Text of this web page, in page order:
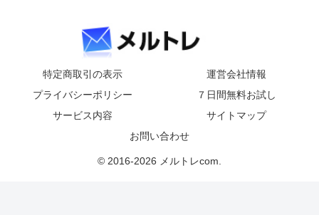
特定商取引の表示
運営会社情報
プライバシーポリシー
７日間無料お試し
サービス内容
サイトマップ
お問い合わせ
© 2016-2026 メルトレcom.